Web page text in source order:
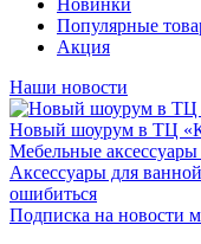
Новинки
Популярные
Акция
Наши новости
Новый шоурум в ТЦ
Мебельные аксессуары
Аксессуары для
ошибиться
Подписка на новости